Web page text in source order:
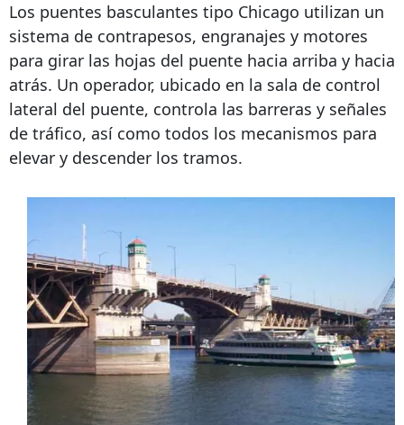
Los puentes basculantes tipo Chicago utilizan un
sistema de contrapesos, engranajes y motores
para girar las hojas del puente hacia arriba y hacia
atrás. Un operador, ubicado en la sala de control
lateral del puente, controla las barreras y señales
de tráfico, así como todos los mecanismos para
elevar y descender los tramos.